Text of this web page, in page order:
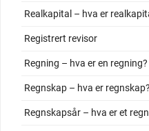
Realkapital – hva er
Registrert revisor
Regning – hva er en regning?
Regnskap – hva er regnskap?
Regnskapsår – hva er et